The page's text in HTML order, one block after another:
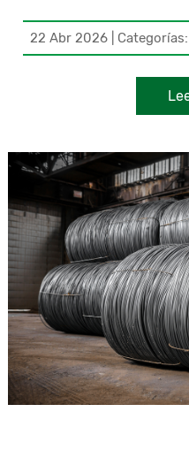
22 Abr 2026| Categorías: